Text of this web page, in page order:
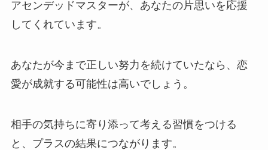
アセンデッドマスターが、あなたの片思いを応援
してくれています。
あなたが今まで正しい努力を続けていたなら、恋
愛が成就する可能性は高いでしょう。
相手の気持ちに寄り添って考える習慣をつける
と、プラスの結果につながります。